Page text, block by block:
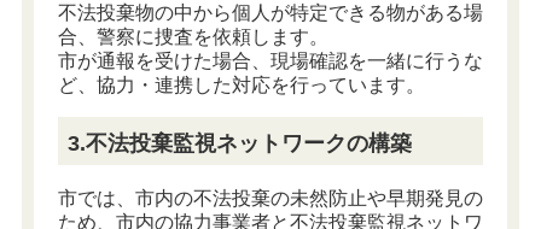
不法投棄物の中から個人が特定できる物がある場
合、警察に捜査を依頼します。
市が通報を受けた場合、現場確認を一緒に行うな
ど、協力・連携した対応を行っています。
3.不法投棄監視ネットワークの構築
市では、市内の不法投棄の未然防止や早期発見の
ため、市内の協力事業者と不法投棄監視ネットワ